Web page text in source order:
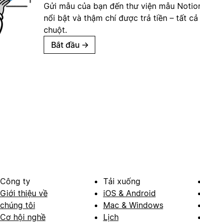
Gửi mẫu của bạn đến thư viện mẫu
nổi bật và thậm chí được trả tiền – tất
chuột.
Bắt đầu →
Công ty
Giới thiệu về
chúng tôi
Cơ hội nghề
Tải xuống
iOS & Android
Mac & Windows
Lịch